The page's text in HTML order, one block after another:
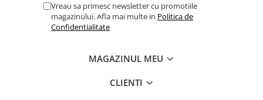
Vreau sa primesc newsletter cu promotiile
magazinului. Afla mai multe in Politica de
Confidentialitate
MAGAZINUL MEU
CLIENTI